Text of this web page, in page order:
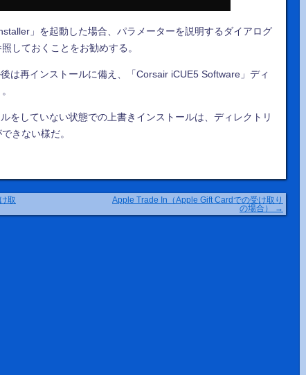
」を起動した場合、パラメーターを説明するダイアログ
しておくことをお勧めする。
は再インストールに備え、「Corsair iCUE5 Software」ディ
をしていない状態での上書きインストールは、ディレクトリ
きない様だ。
取
Apple Trade In（Apple Gift Cardでの受け取り
の場合）
→